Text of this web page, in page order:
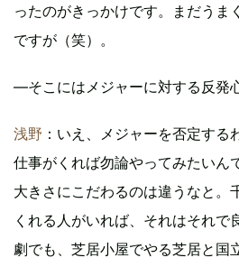
ったのがきっかけです。まだうま
ですが（笑）。
―そこにはメジャーに対する反発
浅野 ：いえ、メジャーを否定する
仕事がくれば勿論やってみたいん
大きさにこだわるのは違うなと。
くれる人がいれば、それはそれで
劇でも、芝居小屋でやる芝居と国